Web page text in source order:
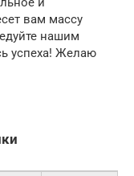
вам массу
нашим
успеха! Желаю